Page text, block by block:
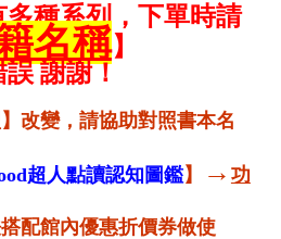
種系列，下單時請
名稱】
謝謝！
改變，請協助對照書本名
超人點讀認知圖鑑】 → 功
配館內優惠折價券做使